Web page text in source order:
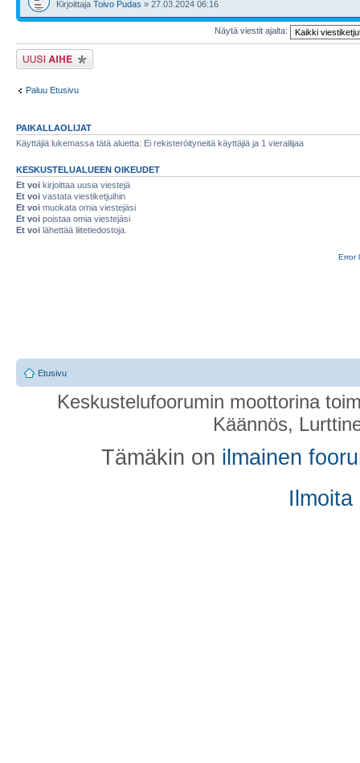
Kirjoittaja Toivo Pudas » 27.03.2024 06:16
Näytä viestit ajalta:
Lähetä uusi viesti
Paluu Etusivu
PAIKALLAOLIJAT
Käyttäjiä lukemassa tätä aluetta: Ei rekisteröityneitä käyttäjiä ja 1 vierailijaa
KESKUSTELUALUEEN OIKEUDET
Et voi kirjoittaa uusia viestejä
Et voi vastata viestiketjuihin
Et voi muokata omia viestejäsi
Et voi poistaa omia viestejäsi
Et voi lähettää liitetiedostoja.
Error
Etusivu
Keskustelufoorumin moottorina
Käännös,
Tämäkin on ilmainen